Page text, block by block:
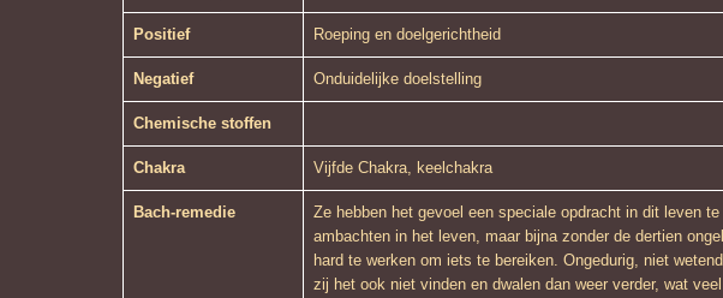
Positief Roeping en doelgerichtheid
Negatief Onduidelijke doelstelling
Chemische stoffen
Chakra Vijfde Chakra, keelchakra
Bach-remedie
Ze hebben het gevoel een speciale opdracht in dit leven
ambachten in het leven, maar bijna zonder de dertien
hard te werken om iets te bereiken. Ongedurig, niet
zij het ook niet vinden en dwalen dan weer verder, wat